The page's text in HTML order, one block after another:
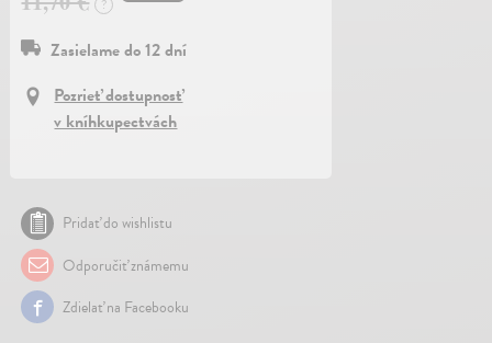
?
Zasielame do 12 dní
Pozrieť dostupnosť
v kníhkupectvách
Pridať do wishlistu
Odporučiť známemu
Zdielať na Facebooku